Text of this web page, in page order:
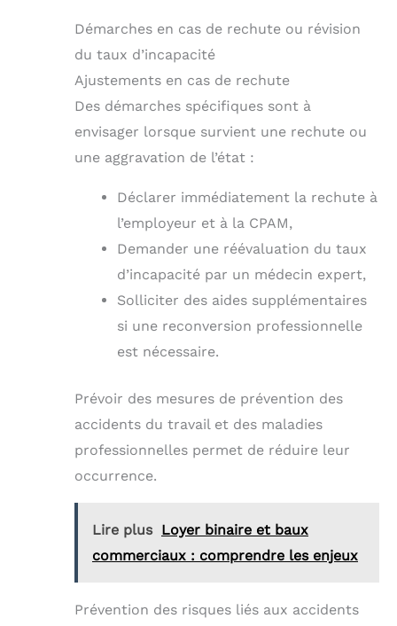
Démarches en cas de rechute ou révision
du taux d’incapacité
Ajustements en cas de rechute
Des démarches spécifiques sont à
envisager lorsque survient une rechute ou
une aggravation de l’état :
Déclarer immédiatement la rechute à
l’employeur et à la CPAM,
Demander une réévaluation du taux
d’incapacité par un médecin expert,
Solliciter des aides supplémentaires
si une reconversion professionnelle
est nécessaire.
Prévoir des mesures de prévention des
accidents du travail et des maladies
professionnelles permet de réduire leur
occurrence.
Lire plus Loyer binaire et baux
commerciaux : comprendre les enjeux
Prévention des risques liés aux accidents